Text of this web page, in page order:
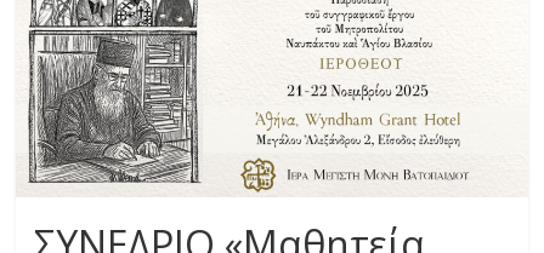
Εκκλησιαστική
Ακαδημία
Αθηνών